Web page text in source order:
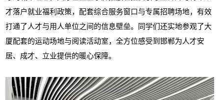
才落户就业福利政策，配套综合服务窗口与专属招聘场地，有效
打通了人才与用人单位之间的信息壁垒。同学们还实地参观了大
厦配套的运动场地与阅读活动室，全方位感受到邯郸为人才安
居、成才、立业提供的暖心保障。